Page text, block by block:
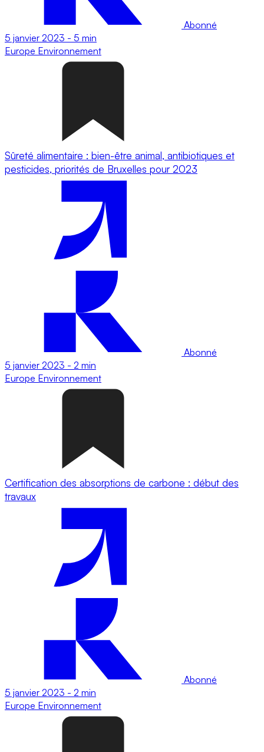
Abonné
5 janvier 2023 - 5 min
Europe Environnement
Sûreté alimentaire : bien-être animal, antibiotiques et
pesticides, priorités de Bruxelles pour 2023
Abonné
5 janvier 2023 - 2 min
Europe Environnement
Certification des absorptions de carbone : début des
travaux
Abonné
5 janvier 2023 - 2 min
Europe Environnement